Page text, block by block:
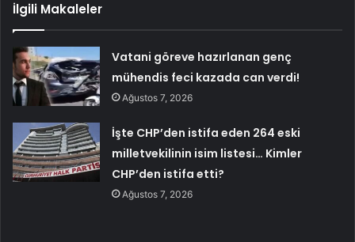
İlgili Makaleler
Vatani göreve hazırlanan genç
mühendis feci kazada can verdi!
Ağustos 7, 2026
İşte CHP’den istifa eden 264 eski
milletvekilinin isim listesi… Kimler
CHP’den istifa etti?
Ağustos 7, 2026